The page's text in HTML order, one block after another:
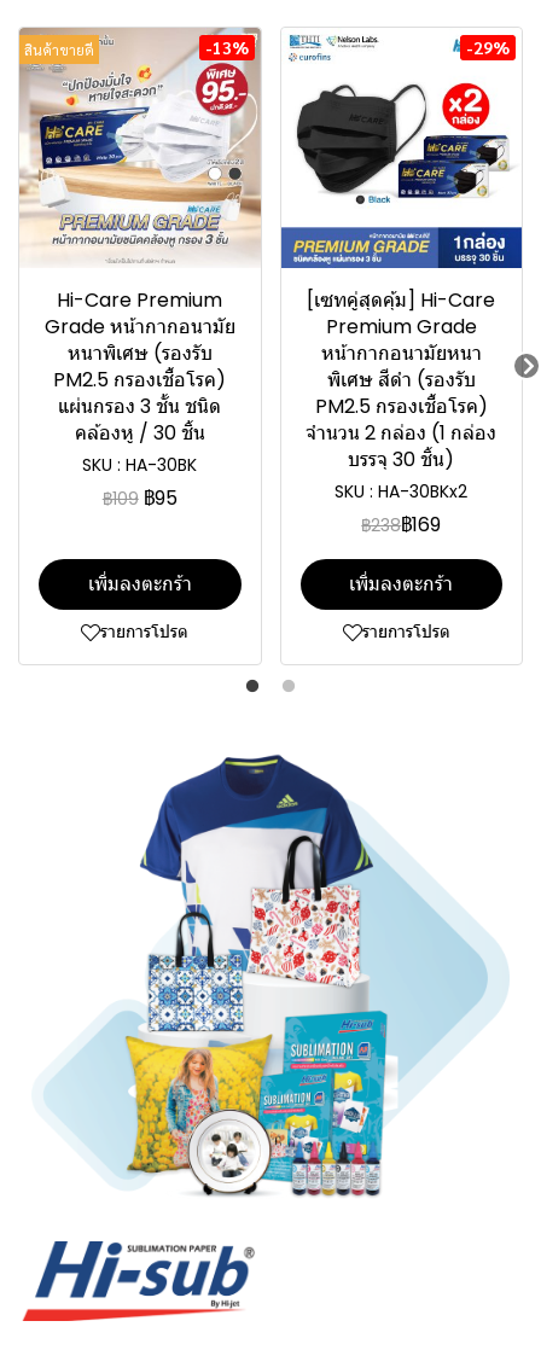
สินค้าขายดี -13%
Hi-Care Premium
Grade หน้ากากอนามัย
หนาพิเศษ (รองรับ
PM2.5 กรองเชื้อโรค)
แผ่นกรอง 3 ชั้น ชนิด
คล้องหู / 30 ชิ้น
SKU : HA-30BK
฿109 ฿95
เพิ่มลงตะกร้า
รายการโปรด
-29%
[เซทคู่สุดคุ้ม] Hi-Care
Premium Grade
หน้ากากอนามัยหนา
พิเศษ สีดำ (รองรับ
PM2.5 กรองเชื้อโรค)
จำนวน 2 กล่อง (1 กล่อง
บรรจุ 30 ชิ้น)
SKU : HA-30BKx2
฿238฿169
เพิ่มลงตะกร้า
รายการโปรด